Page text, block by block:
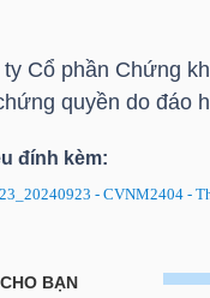
ty Cổ phần Chứng
quyền do đáo
đính kèm:
- CVNM2404 -
Thông báo